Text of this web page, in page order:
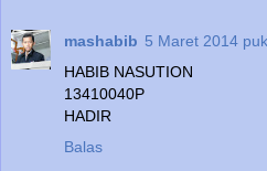
mashabib 5 Maret 2014
HABIB NASUTION
13410040P
HADIR
Balas